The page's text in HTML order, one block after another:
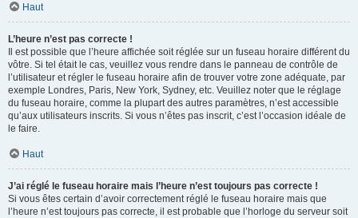
Haut
L’heure n’est pas correcte !
Il est possible que l’heure affichée soit réglée sur un fuseau horaire différent du
vôtre. Si tel était le cas, veuillez vous rendre dans le panneau de contrôle de
l’utilisateur et régler le fuseau horaire afin de trouver votre zone adéquate, par
exemple Londres, Paris, New York, Sydney, etc. Veuillez noter que le réglage
du fuseau horaire, comme la plupart des autres paramètres, n’est accessible
qu’aux utilisateurs inscrits. Si vous n’êtes pas inscrit, c’est l’occasion idéale de
le faire.
Haut
J’ai réglé le fuseau horaire mais l’heure n’est toujours pas correcte !
Si vous êtes certain d’avoir correctement réglé le fuseau horaire mais que
l’heure n’est toujours pas correcte, il est probable que l’horloge du serveur soit